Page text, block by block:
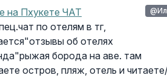
на Пхукете ЧАТ
по отелям в тг,
об отелях
борода на аве. там
остров, пляж, отель и